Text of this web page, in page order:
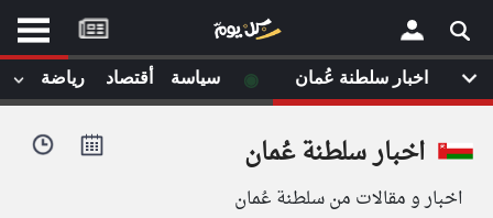
×اخبار سلطنة عُمان
اخبار و مقالات من سلطنة عُمان
اخبار سلطنة عُمان ◉ سياسة أقتصاد رياضة
موقع
كل
يوم